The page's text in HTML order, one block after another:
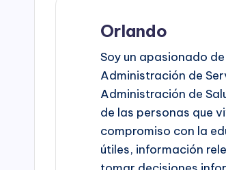
Orlando
Soy un apasionado
Administración de
Administración de
de las personas que
compromiso con la
útiles, información